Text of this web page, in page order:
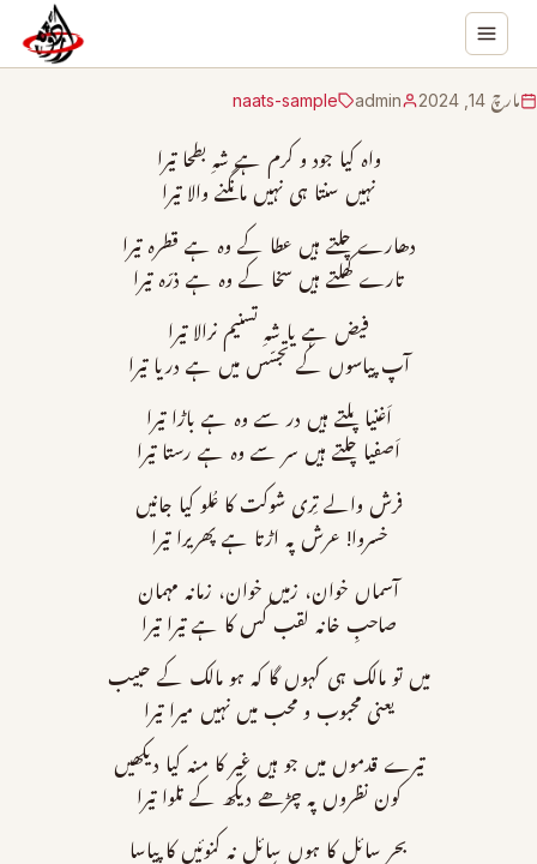
مارچ 14, 2024 admin
naats-sample
واہ کیا جود و کرم ہے شہِ بطحا تیرا
نہیں سنتا ہی نہیں مانگنے والا تیرا
دھارے چلتے ہیں عطا کے وہ ہے قطرہ تیرا
تارے کھلتے ہیں سخا کے وہ ہے ذرّہ تیرا
فیض ہے یا شہِ تسنیم نرالا تیرا
آپ پیاسوں کے تجسّس میں ہے دریا تیرا
اَغنیا پلتے ہیں در سے وہ ہے باڑا تیرا
اَصفیا چلتے ہیں سر سے وہ ہے رستا تیرا
فرش والے تِری شوکت کا عُلو کیا جانیں
خسروا! عرش پہ اڑتا ہے پھریرا تیرا
آسماں خوان، زمیں خوان، زمانہ مہمان
صاحبِ خانہ لقب کس کا ہے تیرا تیرا
میں تو مالک ہی کہوں گا کہ ہو مالک کے حبیب
یعنی محبوب و محب میں نہیں میرا تیرا
تیرے قدموں میں جو ہیں غیر کا منہ کیا دیکھیں
کون نظروں پہ چڑھے دیکھ کے تلوا تیرا
بحر سائل کا ہوں سائل نہ کنوئیں کا پیاسا